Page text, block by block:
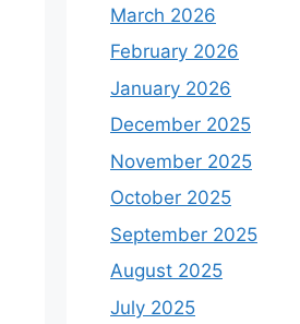
March 2026
February 2026
January 2026
December 2025
November 2025
October 2025
September 2025
August 2025
July 2025